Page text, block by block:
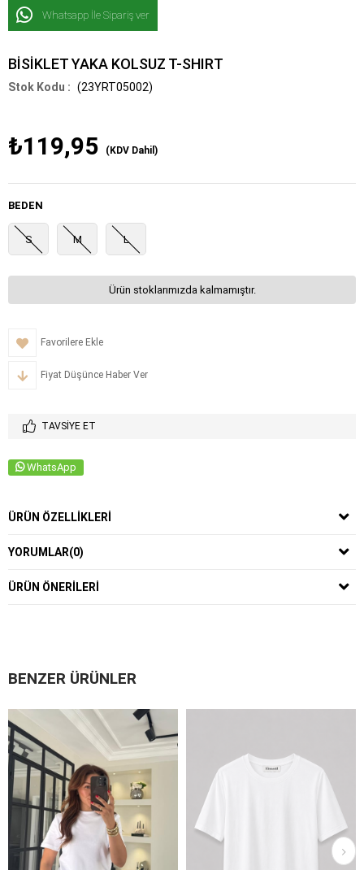
Whatsapp İle Sipariş ver
BİSİKLET YAKA KOLSUZ T-SHIRT
(23YRT05002)
₺119,95 (KDV Dahil)
BEDEN
S M L
Ürün stoklarımızda kalmamıştır.
Favorilere Ekle
Fiyat Düşünce Haber Ver
TAVSIYE ET
WhatsApp
ÜRÜN ÖZELLIKLERI
YORUMLAR(0)
ÜRÜN ÖNERILERI
BENZER ÜRÜNLER